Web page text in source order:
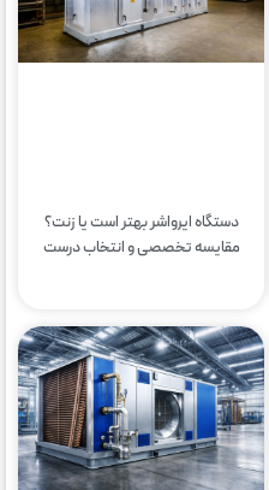
دستگاه ایرواشر بهتر است یا زنت؟
مقایسه تخصصی و انتخاب درست